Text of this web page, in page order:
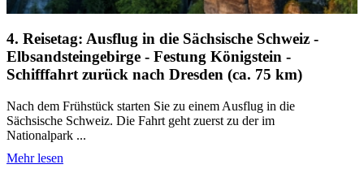
4. Reisetag: Ausflug in die Sächsische Schweiz -
Elbsandsteingebirge - Festung Königstein -
Schifffahrt zurück nach Dresden (ca. 75 km)
Nach dem Frühstück starten Sie zu einem Ausflug in die
Sächsische Schweiz. Die Fahrt geht zuerst zu der im
Nationalpark ...
Mehr lesen